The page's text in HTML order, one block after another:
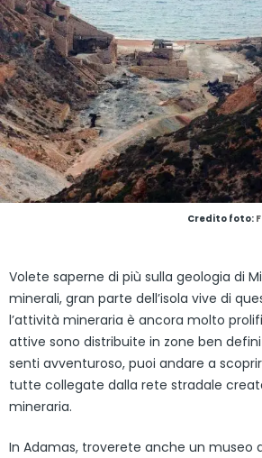
Credito foto:
Volete saperne di più sulla geologia di
minerali, gran parte dell’isola vive di
l’attività mineraria è ancora molto
attive sono distribuite in zone ben
senti avventuroso, puoi andare a
tutte collegate dalla rete stradale
mineraria.
In Adamas, troverete anche un museo